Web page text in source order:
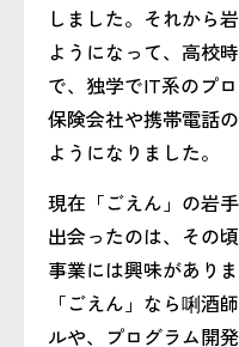
しました。それから
ようになって、高校
で、独学でIT系のプ
保険会社や携帯電話
ようになりました。
現在「ごえん」の岩
出会ったのは、その
事業には興味があり
「ごえん」なら唎酒
ルや、プログラム開